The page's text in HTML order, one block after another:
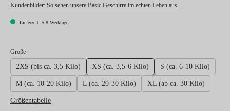
Kundenbilder: So sehen unsere Basic Geschirre im echten Leben aus
Lieferzeit: 5-8 Werktage
Größeauswählen
2XS (bis ca. 3,5 Kilo) XS (ca. 3,5-6 Kilo) S (ca. 6-10 Kilo)
M (ca. 10-20 Kilo) L (ca. 20-30 Kilo) XL (ab ca. 30 Kilo)
Größentabelle